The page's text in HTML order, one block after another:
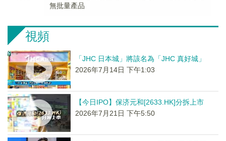
無批量產品
視頻
「JHC 日本城」將該名為「JHC 真好城」
2026年7月14日 下午1:03
【今日IPO】保济元和[2633.HK]分拆上市
2026年7月21日 下午5:50